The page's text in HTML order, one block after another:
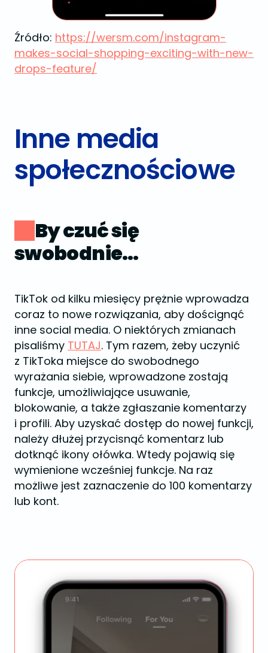
Źródło: https://wersm.com/instagram-
makes-social-shopping-exciting-with-new-
drops-feature/
Inne media
społecznościowe
By czuć się
swobodnie…
TikTok od kilku miesięcy prężnie wprowadza
coraz to nowe rozwiązania, aby doścignąć
inne social media. O niektórych zmianach
pisaliśmy TUTAJ. Tym razem, żeby uczynić
z TikToka miejsce do swobodnego
wyrażania siebie, wprowadzone zostają
funkcje, umożliwiające usuwanie,
blokowanie, a także zgłaszanie komentarzy
i profili. Aby uzyskać dostęp do nowej funkcji,
należy dłużej przycisnąć komentarz lub
dotknąć ikony ołówka. Wtedy pojawią się
wymienione wcześniej funkcje. Na raz
możliwe jest zaznaczenie do 100 komentarzy
lub kont.